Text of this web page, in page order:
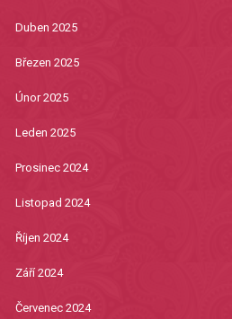
Duben 2025
Březen 2025
Únor 2025
Leden 2025
Prosinec 2024
Listopad 2024
Říjen 2024
Září 2024
Červenec 2024